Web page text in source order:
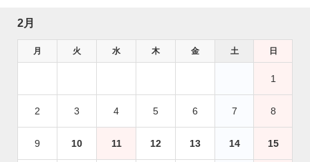
2月
月 火 水 木 金 土 日
1
2 3 4 5 6 7 8
9 10 11 12 13 14 15